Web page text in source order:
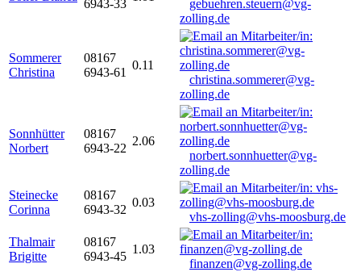
6943-33
gebuehren.steuern@vg-
zolling.de
Sommerer
Christina
08167
6943-61
0.11
christina.sommerer@vg-
zolling.de
Sonnhütter
Norbert
08167
6943-22
2.06
norbert.sonnhuetter@vg-
zolling.de
Steinecke
Corinna
08167
6943-32
0.03
vhs-zolling@vhs-moosburg.de
Thalmair
Brigitte
08167
6943-45
1.03
finanzen@vg-zolling.de